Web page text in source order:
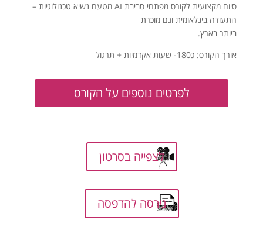
סיום מקצועית לקורס מפתחי סביבת AI מטעם נשיא טכנולוגיות –
התעודה בינלאומית וגם מוכרת
ביותר בארץ.
אורך הקורס: כ180- שעות אקדמיות + תרגול
לפרטים נוספים על הקורס
לצפייה בסרטון
גירסה להדפסה